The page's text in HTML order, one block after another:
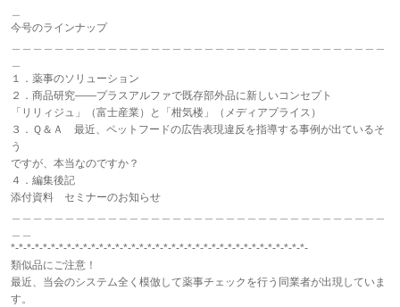
今号のラインナップ
１．薬事のソリューション
２．商品研究――プラスアルファで既存部外品に新しいコンセプト
「リリィジュ」（富士産業）と「柑気楼」（メディアプライス）
３．Ｑ＆Ａ 最近、ペットフードの広告表現違反を指導する事例が出ているそ
う
ですが、本当なのですか？
４．編集後記
添付資料 セミナーのお知らせ
*-*-*-*-*-*-*-*-*-*-*-*-*-*-*-*-*-*-*-*-*-*-*-*-*-*-*-*-*-*-*-*-*-*-*-*-*-
類似品にご注意！
最近、当会のシステム全く模倣して薬事チェックを行う同業者が出現していま
す。